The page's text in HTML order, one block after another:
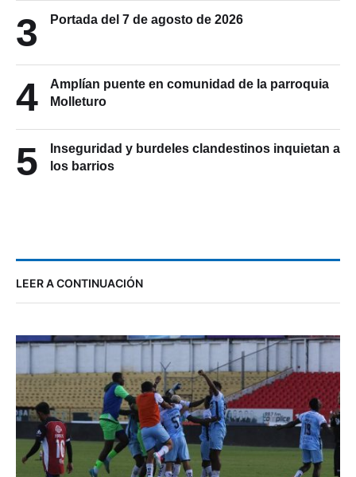
3 Portada del 7 de agosto de 2026
4
Amplían puente en comunidad de la parroquia
Molleturo
5
Inseguridad y burdeles clandestinos inquietan a
los barrios
LEER A CONTINUACIÓN